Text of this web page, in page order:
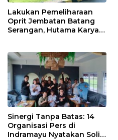
Lakukan Pemeliharaan
Oprit Jembatan Batang
Serangan, Hutama Karya
Sinergi Tanpa Batas: 14
Organisasi Pers di
Indramayu Nyatakan Solid